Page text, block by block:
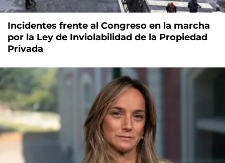
Incidentes frente al Congreso en la marcha
por la Ley de Inviolabilidad de la Propiedad
Privada